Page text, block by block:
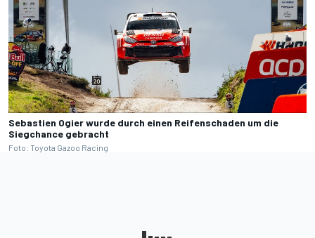
Sebastien Ogier wurde durch einen Reifenschaden um die
Siegchance gebracht
Foto: Toyota Gazoo Racing